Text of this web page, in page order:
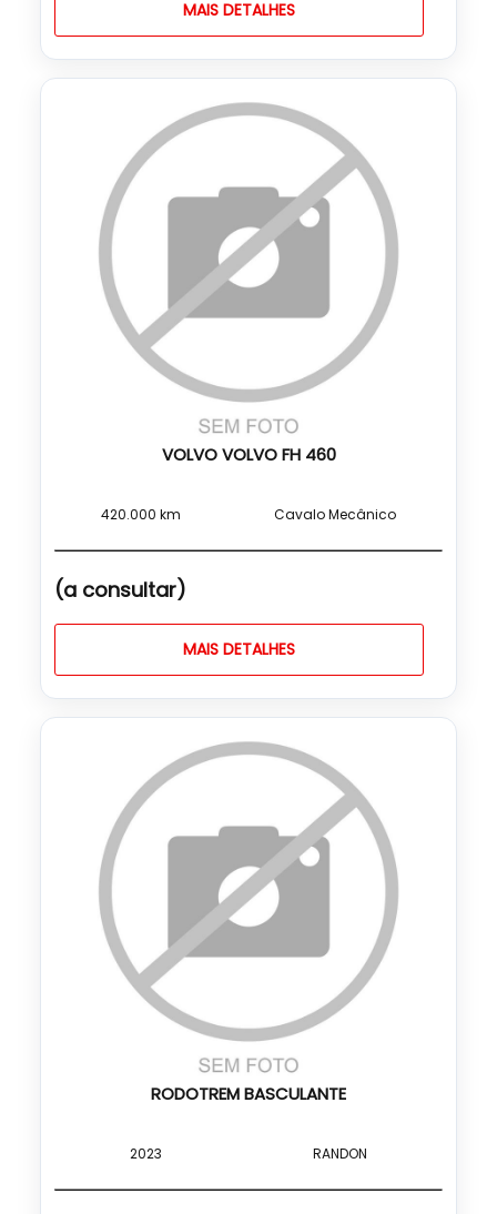
MAIS DETALHES
VOLVO VOLVO FH 460
420.000 km Cavalo Mecânico
(a consultar)
MAIS DETALHES
RODOTREM BASCULANTE
2023 RANDON